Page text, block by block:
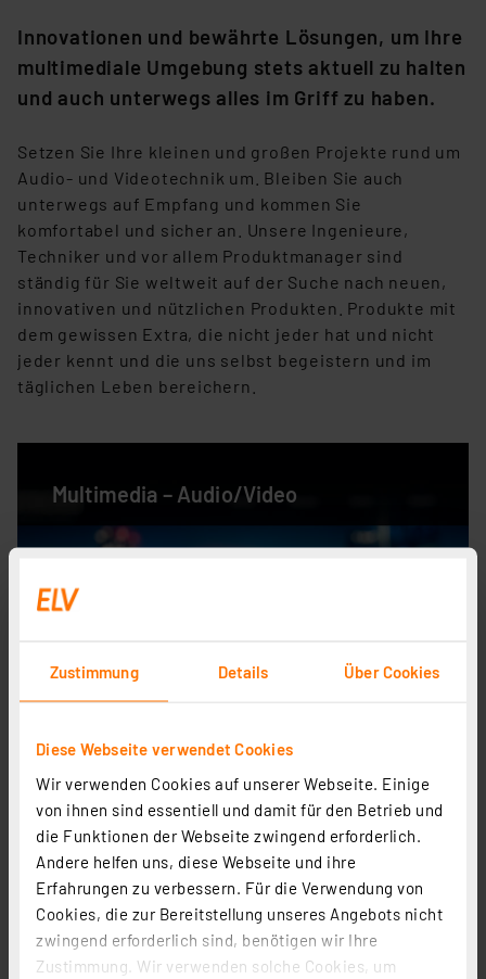
Zustimmung Details Über Cookies
Diese Webseite verwendet Cookies
Wir verwenden Cookies auf unserer Webseite. Einige
von ihnen sind essentiell und damit für den Betrieb und
die Funktionen der Webseite zwingend erforderlich.
Andere helfen uns, diese Webseite und ihre
Erfahrungen zu verbessern. Für die Verwendung von
Cookies, die zur Bereitstellung unseres Angebots nicht
zwingend erforderlich sind, benötigen wir Ihre
Zustimmung. Wir verwenden solche Cookies, um
Innovationen und bewährte Lösungen, um Ihre
multimediale Umgebung stets aktuell zu halten
und auch unterwegs alles im Griff zu haben.
Setzen Sie Ihre kleinen und großen Projekte rund um
Audio- und Videotechnik um. Bleiben Sie auch
unterwegs auf Empfang und kommen Sie
komfortabel und sicher an. Unsere Ingenieure,
Techniker und vor allem Produktmanager sind
ständig für Sie weltweit auf der Suche nach neuen,
innovativen und nützlichen Produkten. Produkte mit
dem gewissen Extra, die nicht jeder hat und nicht
jeder kennt und die uns selbst begeistern und im
täglichen Leben bereichern.
Multimedia – Audio/Video
Computer-/Netzwerktechnik